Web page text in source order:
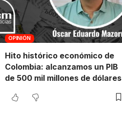
OPINIÓN
Hito histórico económico de
Colombia: alcanzamos un PIB
de 500 mil millones de dólares